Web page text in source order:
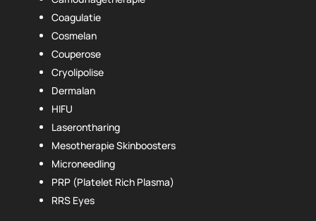
Coagulatie
Cosmelan
Couperose
Cryolipolise
Dermalan
HIFU
Laserontharing
Mesotherapie Skinboosters
Microneedling
PRP (Platelet Rich Plasma)
RRS Eyes